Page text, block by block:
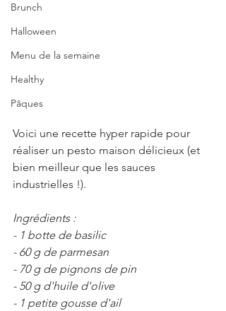
Brunch
Halloween
Menu de la semaine
Healthy
Pâques
Voici une recette hyper rapide pour
réaliser un pesto maison délicieux (et
bien meilleur que les sauces
industrielles !).
Ingrédients :
- 1 botte de basilic
- 60 g de parmesan
- 70 g de pignons de pin
- 50 g d'huile d'olive
- 1 petite gousse d'ail